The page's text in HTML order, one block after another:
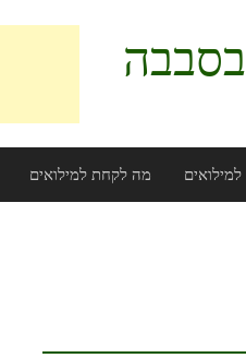
מה לקחת למילואים